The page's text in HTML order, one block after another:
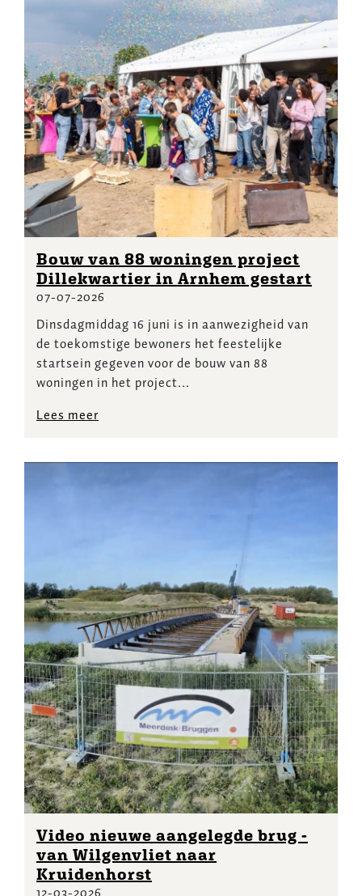
Bouw van 88 woningen project
Dillekwartier in Arnhem gestart
07-07-2026
Dinsdagmiddag 16 juni is in aanwezigheid van
de toekomstige bewoners het feestelijke
startsein gegeven voor de bouw van 88
woningen in het project...
Lees meer
Video nieuwe aangelegde brug -
van Wilgenvliet naar
Kruidenhorst